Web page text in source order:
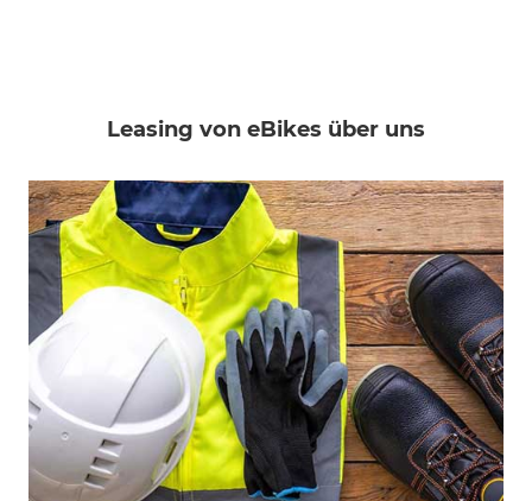
Leasing von eBikes über uns